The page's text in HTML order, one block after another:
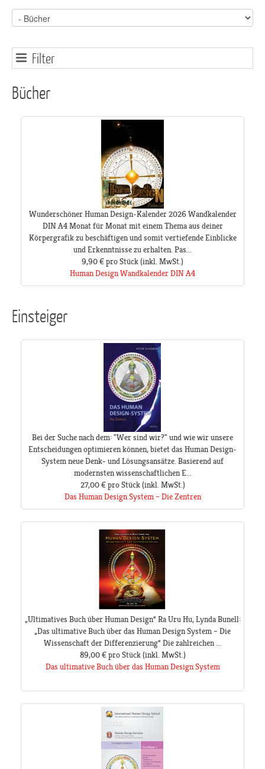
Filter
Bücher
Wunderschöner Human Design-Kalender 2026 Wandkalender
DIN A4 Monat für Monat mit einem Thema aus deiner
Körpergrafik zu beschäftigen und somit vertiefende Einblicke
und Erkenntnisse zu erhalten. Pas...
9,90 €pro Stück(inkl. MwSt.)
Human Design Wandkalender DIN A4
Einsteiger
Bei der Suche nach dem: "Wer sind wir?" und wie wir unsere
Entscheidungen optimieren können, bietet das Human Design-
System neue Denk- und Lösungsansätze. Basierend auf
modernsten wissenschaftlichen E...
27,00 € pro Stück(inkl. MwSt.)
Das Human Design System – Die Zentren
„Ultimatives Buch über Human Design“ Ra Uru Hu, Lynda Bunell:
„Das ultimative Buch über das Human Design System – Die
Wissenschaft der Differenzierung“ Die zahlreichen ...
89,00 € pro Stück(inkl. MwSt.)
Das ultimative Buch über das Human Design System